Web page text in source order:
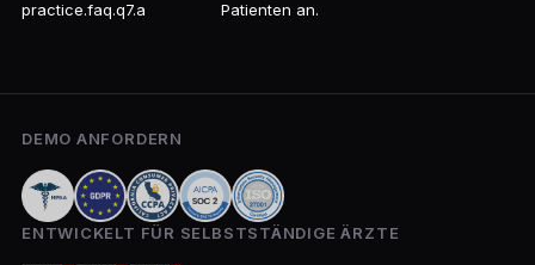
practice.faq.q7.a
Patienten an.
DEMO ANFORDERN
ENTWICKELT FÜR SELBSTSTÄNDIGE ÄRZTE